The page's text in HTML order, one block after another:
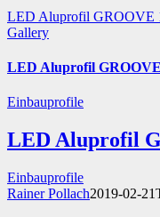
LED Aluprofil GROOVE
Gallery
LED Aluprofil
Einbauprofile
LED Aluprofil
Einbauprofile
Rainer Pollach2019-02-